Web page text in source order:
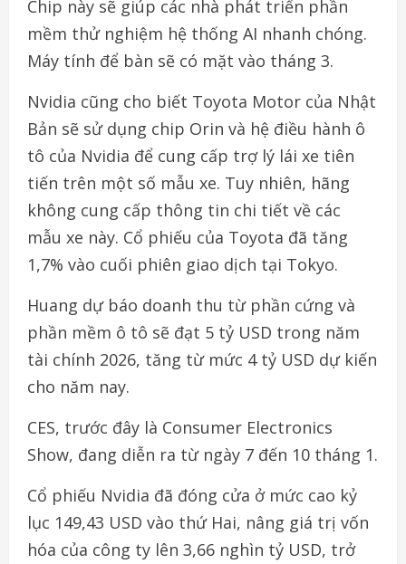
Chip này sẽ giúp các nhà phát triển phần
mềm thử nghiệm hệ thống AI nhanh chóng.
Máy tính để bàn sẽ có mặt vào tháng 3.
Nvidia cũng cho biết Toyota Motor của Nhật
Bản sẽ sử dụng chip Orin và hệ điều hành ô
tô của Nvidia để cung cấp trợ lý lái xe tiên
tiến trên một số mẫu xe. Tuy nhiên, hãng
không cung cấp thông tin chi tiết về các
mẫu xe này. Cổ phiếu của Toyota đã tăng
1,7% vào cuối phiên giao dịch tại Tokyo.
Huang dự báo doanh thu từ phần cứng và
phần mềm ô tô sẽ đạt 5 tỷ USD trong năm
tài chính 2026, tăng từ mức 4 tỷ USD dự kiến
cho năm nay.
CES, trước đây là Consumer Electronics
Show, đang diễn ra từ ngày 7 đến 10 tháng 1.
Cổ phiếu Nvidia đã đóng cửa ở mức cao kỷ
lục 149,43 USD vào thứ Hai, nâng giá trị vốn
hóa của công ty lên 3,66 nghìn tỷ USD, trở